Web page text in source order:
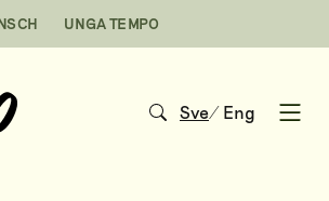
UNGA TEMPO
Sve/ Eng